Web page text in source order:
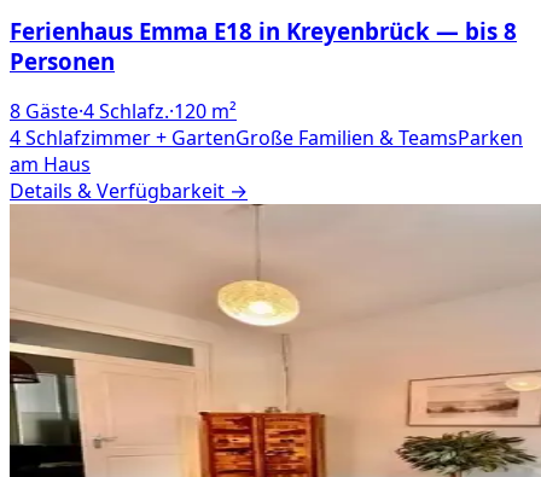
Ferienhaus Emma E18 in Kreyenbrück — bis 8
Personen
8 Gäste·4Schlafz.·120 m²
4 Schlafzimmer + GartenGroße Familien & TeamsParken
am Haus
Details & Verfügbarkeit →